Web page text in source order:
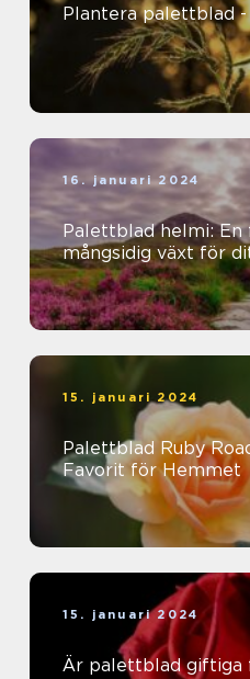
Plantera palettblad
16. januari 2024
Palettblad helmi: En
mångsidig växt för
15. januari 2024
Palettblad Ruby
Favorit för Hemmet
15. januari 2024
Är palettblad giftiga